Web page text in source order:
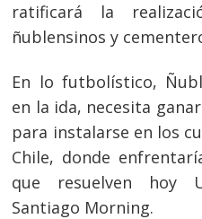
ratificará la
ñublensinos y
En lo futbolístico,
en la ida, necesita
para instalarse en los
Chile, donde
que resuelven hoy
Santiago Morning.